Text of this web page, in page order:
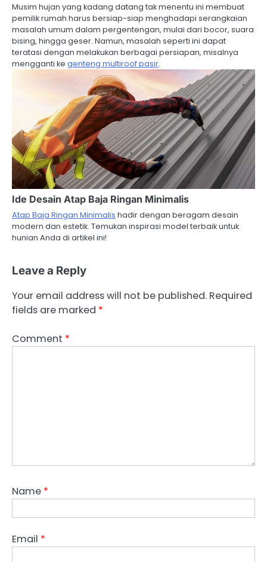
Musim hujan yang kadang datang tak menentu ini membuat
pemilik rumah harus bersiap-siap menghadapi serangkaian
masalah umum dalam pergentengan, mulai dari bocor, suara
bising, hingga geser. Namun, masalah seperti ini dapat
teratasi dengan melakukan berbagai persiapan, misalnya
mengganti ke genteng multiroof pasir.
Ide Desain Atap Baja Ringan Minimalis
Atap Baja Ringan Minimalis hadir dengan beragam desain
modern dan estetik. Temukan inspirasi model terbaik untuk
hunian Anda di artikel ini!
Leave a Reply
Your email address will not be published. Required
fields are marked *
Comment *
Name *
Email *